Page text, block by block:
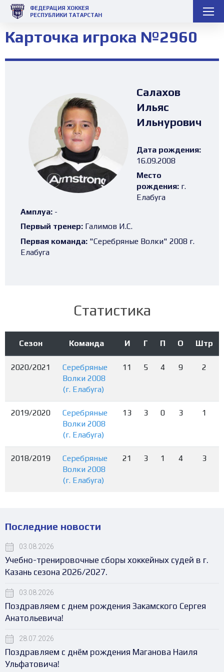
ФЕДЕРАЦИЯ ХОККЕЯ
РЕСПУБЛИКИ ТАТАРСТАН
Карточка игрока №2960
Салахов
Ильяс
Ильнурович
Дата рождения:
16.09.2008
Место
рождения: г.
Елабуга
Амплуа: -
Первый тренер: Галимов И.С.
Первая команда: "Серебряные Волки" 2008 г.
Елабуга
Статистика
Сезон Команда И Г П О Штр
2020/2021
Серебряные
Волки 2008
(г. Елабуга)
11 5 4 9 2
2019/2020
Серебряные
Волки 2008
(г. Елабуга)
13 3 0 3 1
2018/2019
Серебряные
Волки 2008
(г. Елабуга)
21 3 1 4 3
Последние новости
03.08.2026
Учебно-тренировочные сборы хоккейных судей в г.
Казань сезона 2026/2027.
03.08.2026
Поздравляем с днем рождения Закамского Сергея
Анатольевича!
28.07.2026
Поздравляем с днём рождения Маганова Наиля
Ульфатовича!